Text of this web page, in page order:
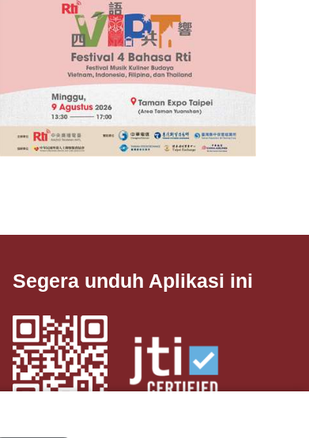
Segera unduh Aplikasi ini